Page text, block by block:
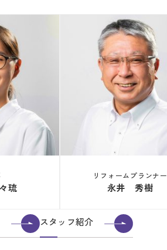
琉
リフォームプランナー
永井 秀樹
スタッフ紹介